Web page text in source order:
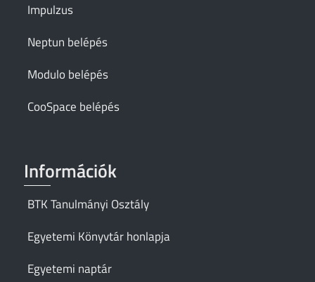
Impulzus
Neptun belépés
Modulo belépés
CooSpace belépés
Információk
BTK Tanulmányi Osztály
Egyetemi Könyvtár honlapja
Egyetemi naptár